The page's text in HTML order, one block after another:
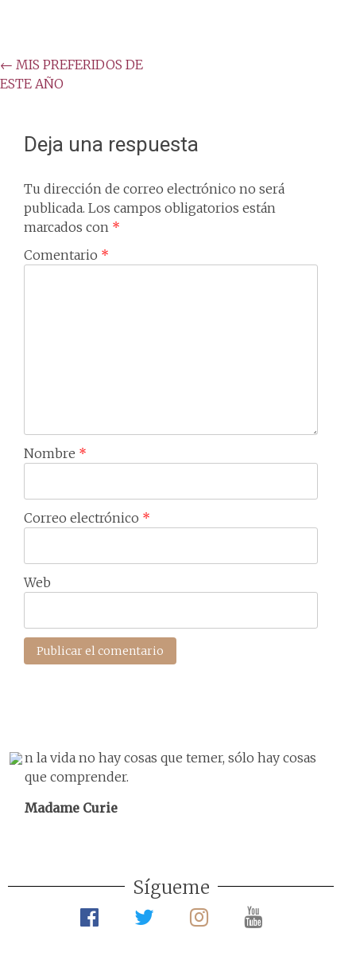
Post
navigation
← MIS PREFERIDOS DE
ESTE AÑO
Deja una respuesta
Tu dirección de correo electrónico no será
publicada. Los campos obligatorios están
marcados con *
Comentario *
Nombre *
Correo electrónico *
Web
n la vida no hay cosas que temer, sólo hay cosas
que comprender.
Madame Curie
Sígueme